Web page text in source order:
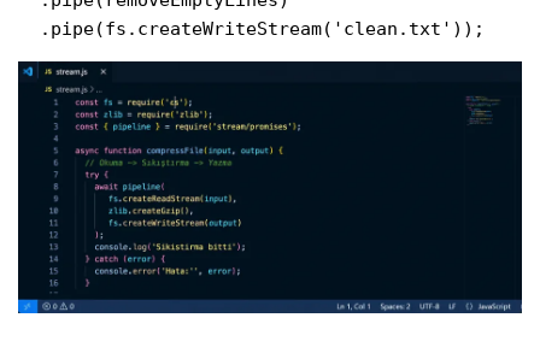
  .pipe(fs.createWriteStream('clean.txt'));